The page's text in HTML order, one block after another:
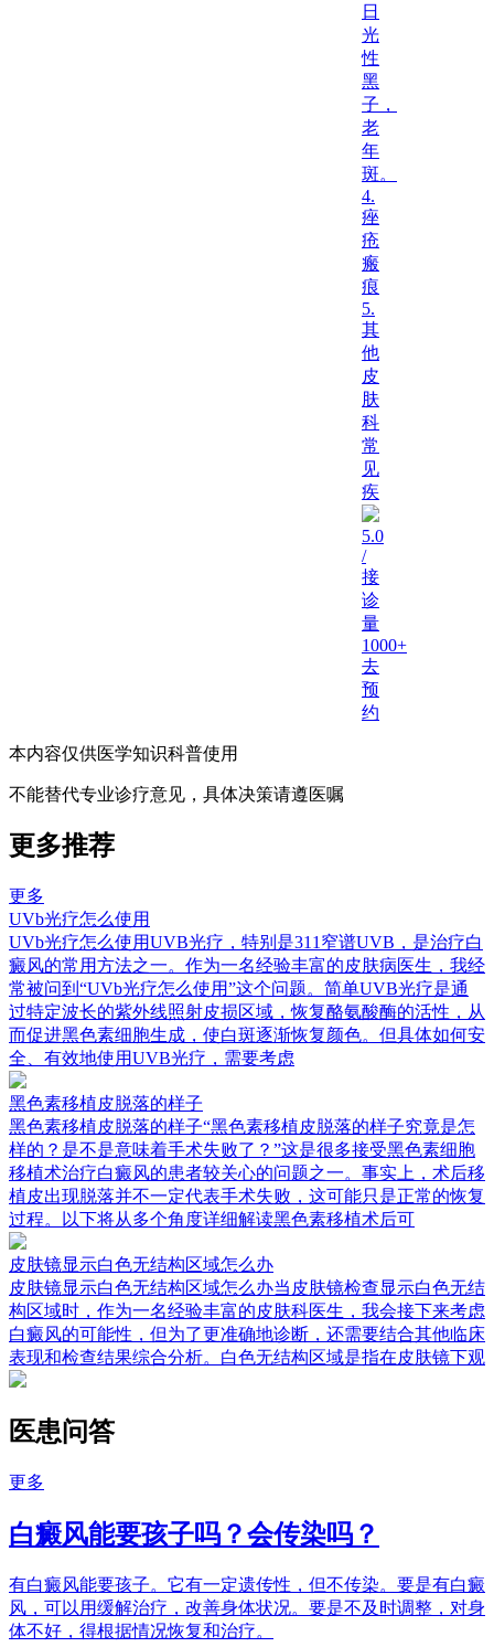
日
光
性
黑
子，
老
年
斑。
4.
痤
疮
瘢
痕
5.
其
他
皮
肤
科
常
见
疾
5.0
/
接
诊
量
1000+
去
预
约
本内容仅供医学知识科普使用
不能替代专业诊疗意见，具体决策请遵医嘱
更多推荐
更多
UVb光疗怎么使用
UVb光疗怎么使用UVB光疗，特别是311窄谱UVB，是治疗白
癜风的常用方法之一。作为一名经验丰富的皮肤病医生，我经
常被问到“UVb光疗怎么使用”这个问题。简单UVB光疗是通
过特定波长的紫外线照射皮损区域，恢复酪氨酸酶的活性，从
而促进黑色素细胞生成，使白斑逐渐恢复颜色。但具体如何安
全、有效地使用UVB光疗，需要考虑
黑色素移植皮脱落的样子
黑色素移植皮脱落的样子“黑色素移植皮脱落的样子究竟是怎
样的？是不是意味着手术失败了？”这是很多接受黑色素细胞
移植术治疗白癜风的患者较关心的问题之一。事实上，术后移
植皮出现脱落并不一定代表手术失败，这可能只是正常的恢复
过程。以下将从多个角度详细解读黑色素移植术后可
皮肤镜显示白色无结构区域怎么办
皮肤镜显示白色无结构区域怎么办当皮肤镜检查显示白色无结
构区域时，作为一名经验丰富的皮肤科医生，我会接下来考虑
白癜风的可能性，但为了更准确地诊断，还需要结合其他临床
表现和检查结果综合分析。白色无结构区域是指在皮肤镜下观
医患问答
更多
白癜风能要孩子吗？会传染吗？
有白癜风能要孩子。它有一定遗传性，但不传染。要是有白癜
风，可以用缓解治疗，改善身体状况。要是不及时调整，对身
体不好，得根据情况恢复和治疗。